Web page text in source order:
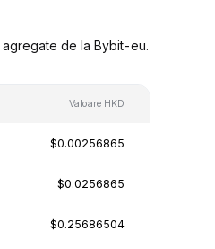
de la Bybit-eu.
Valoare HKD
$0.00256865
$0.0256865
$0.25686504